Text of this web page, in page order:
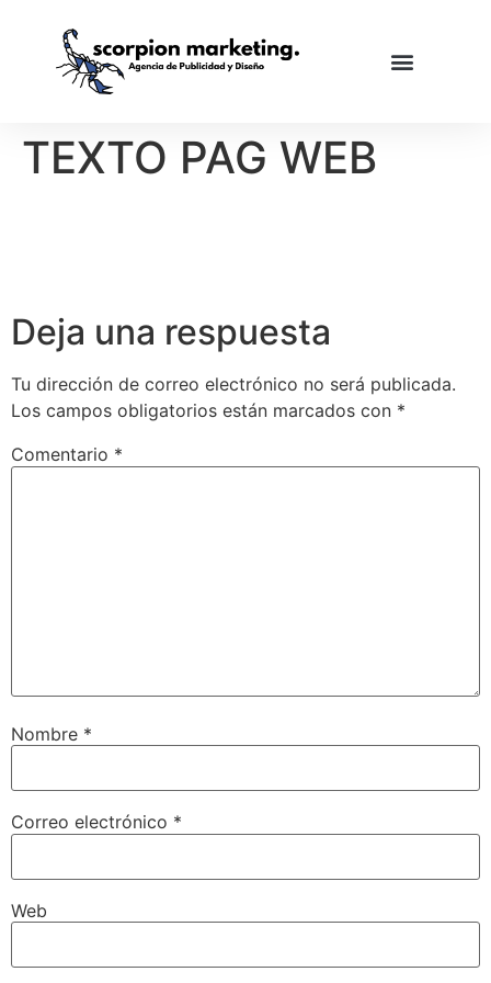
TEXTO PAG WEB
Deja una respuesta
Tu dirección de correo electrónico no será publicada.
Los campos obligatorios están marcados con *
Comentario *
Nombre *
Correo electrónico *
Web